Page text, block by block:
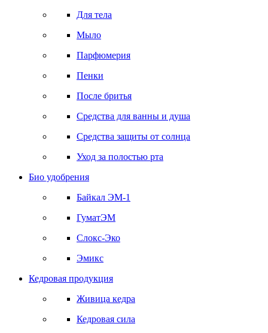
Для тела
Мыло
Парфюмерия
Пенки
После бритья
Средства для ванны и душа
Средства защиты от солнца
Уход за полостью рта
Био удобрения
Байкал ЭМ-1
ГуматЭМ
Слокс-Эко
Эмикс
Кедровая продукция
Живица кедра
Кедровая сила